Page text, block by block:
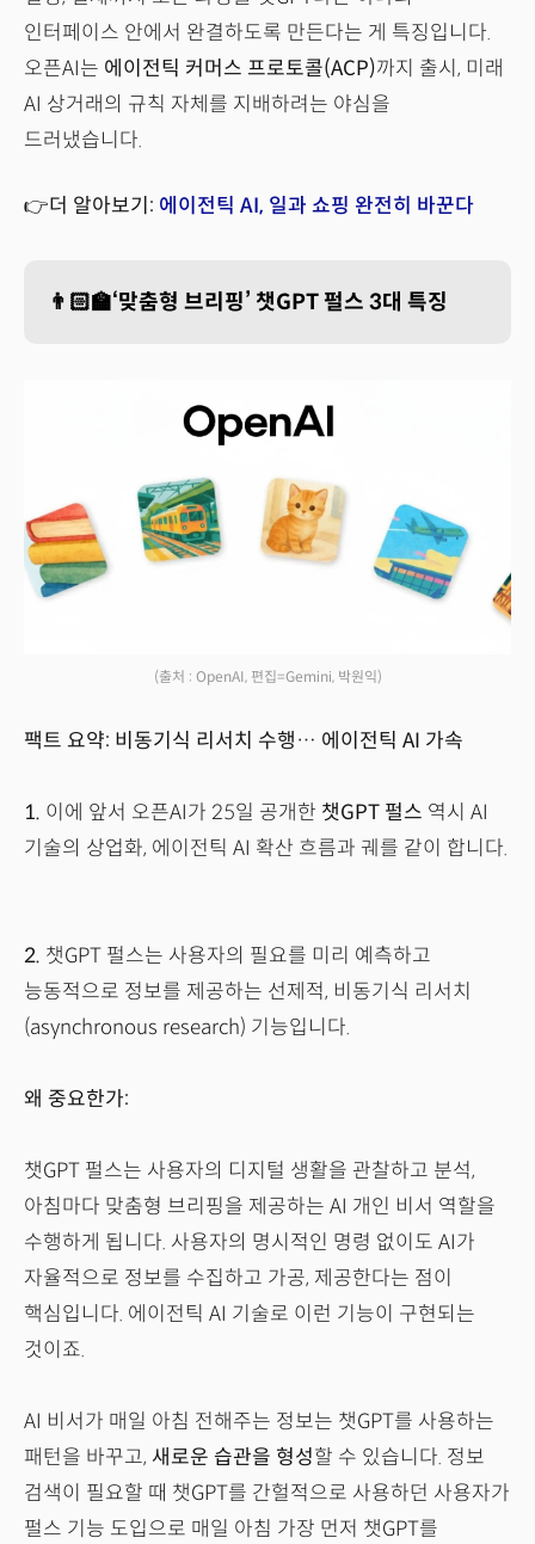
인터페이스 안에서 완결하도록 만든다는 게 특징입니다.
오픈AI는 에이전틱 커머스 프로토콜(ACP)까지 출시, 미래
AI 상거래의 규칙 자체를 지배하려는 야심을
드러냈습니다.
👉더 알아보기: 에이전틱 AI, 일과 쇼핑 완전히 바꾼다
👨🏻‍🏫‘맞춤형 브리핑’ 챗GPT 펄스 3대 특징
(출처 : OpenAI, 편집=Gemini, 박원익)
팩트 요약: 비동기식 리서치 수행… 에이전틱 AI 가속
1. 이에 앞서 오픈AI가 25일 공개한 챗GPT 펄스 역시 AI
기술의 상업화, 에이전틱 AI 확산 흐름과 궤를 같이 합니다.
2. 챗GPT 펄스는 사용자의 필요를 미리 예측하고
능동적으로 정보를 제공하는 선제적, 비동기식 리서치
(asynchronous research) 기능입니다.
왜 중요한가:
챗GPT 펄스는 사용자의 디지털 생활을 관찰하고 분석,
아침마다 맞춤형 브리핑을 제공하는 AI 개인 비서 역할을
수행하게 됩니다. 사용자의 명시적인 명령 없이도 AI가
자율적으로 정보를 수집하고 가공, 제공한다는 점이
핵심입니다. 에이전틱 AI 기술로 이런 기능이 구현되는
것이죠.
AI 비서가 매일 아침 전해주는 정보는 챗GPT를 사용하는
패턴을 바꾸고, 새로운 습관을 형성할 수 있습니다. 정보
검색이 필요할 때 챗GPT를 간헐적으로 사용하던 사용자가
펄스 기능 도입으로 매일 아침 가장 먼저 챗GPT를